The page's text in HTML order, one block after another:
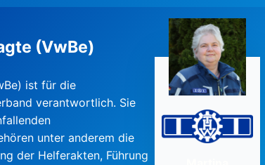
(VwBe)
ist für die
verantwortlich. Sie
unter anderem die
der Helferakten, Führung